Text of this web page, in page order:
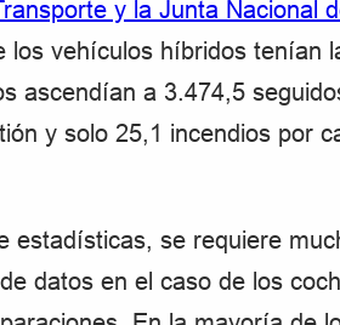
y la Junta Nacional
los vehículos híbridos tenían
ascendían a 3.474,5
y solo 25,1 incendios por
estadísticas, se requiere
datos en el caso de los